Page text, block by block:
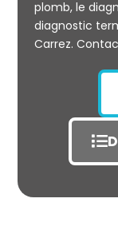
plomb, le
diagnostic
Carrez.